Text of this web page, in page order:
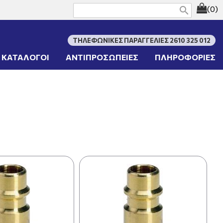
(0)
search
ΤΗΛΕΦΩΝΙΚΕΣ ΠΑΡΑΓΓΕΛΙΕΣ 2610 325 012
ΚΑΤΑΛΟΓΟΙ ΑΝΤΙΠΡΟΣΩΠΕΙΕΣ ΠΛΗΡΟΦΟΡΙΕΣ